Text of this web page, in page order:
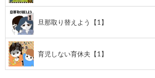
旦那取り替えよう【1】
育児しない育休夫【1】